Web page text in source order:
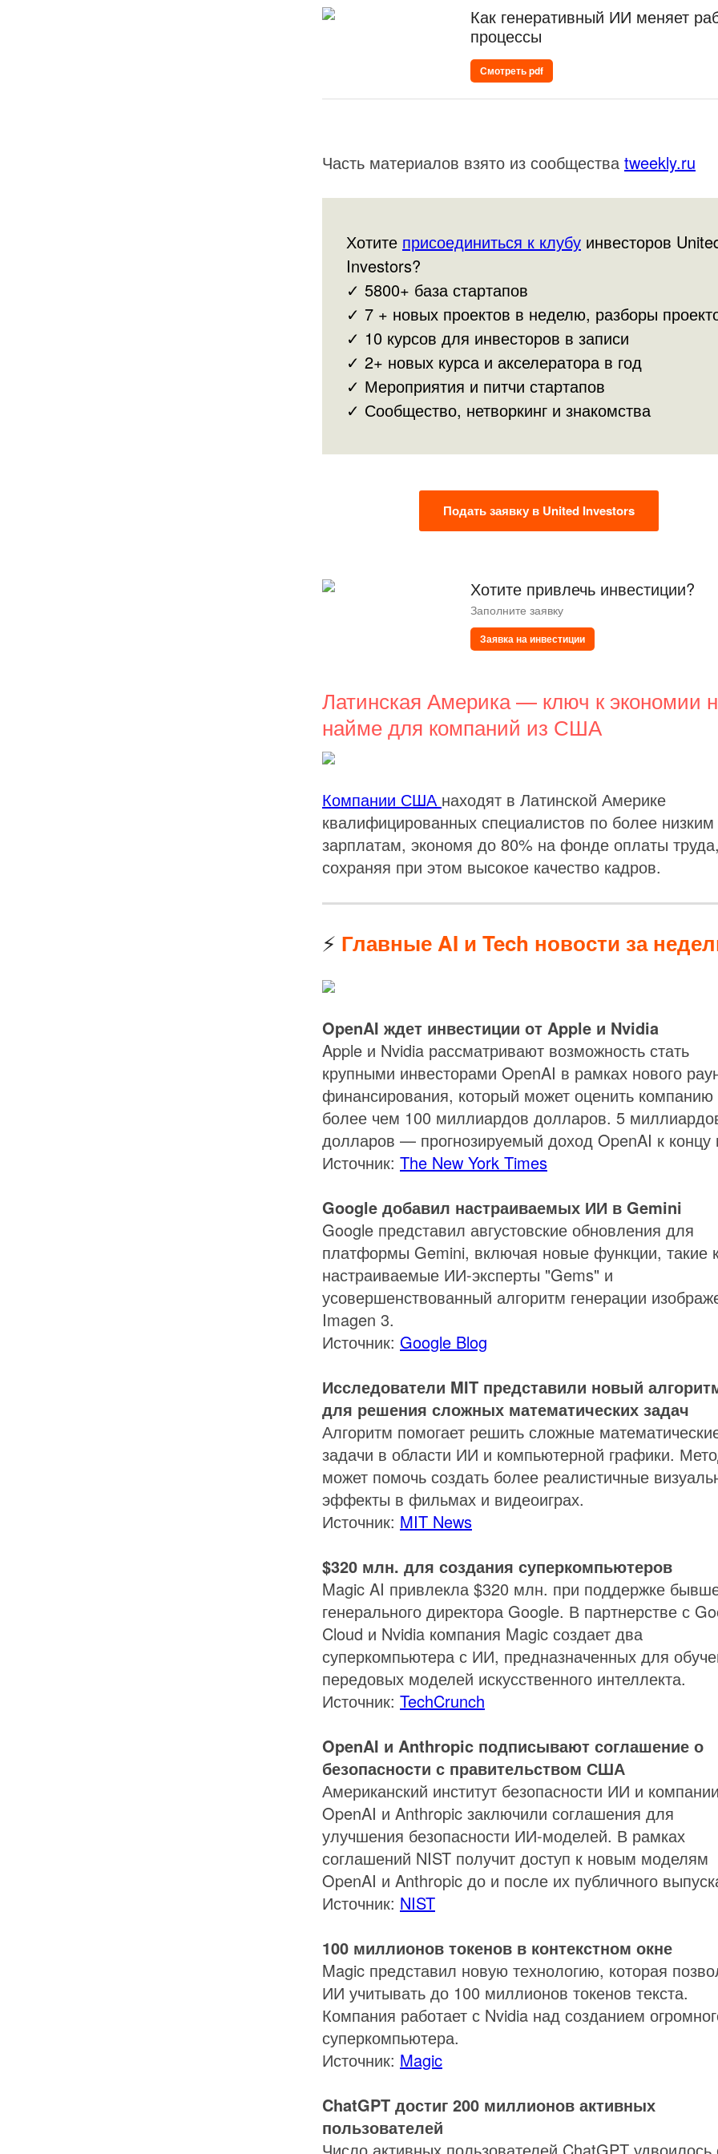
Как генеративный ИИ меняет
процессы
Смотреть pdf
Часть материалов взято из сообщества tweekly.ru
Хотите присоединиться к клубу инвесторов
Investors?
✓ 5800+ база стартапов
✓ 7 + новых проектов в неделю, разборы
✓ 10 курсов для инвесторов в записи
✓ 2+ новых курса и акселератора в год
✓ Мероприятия и питчи стартапов
✓ Сообщество, нетворкинг и знакомства
Подать заявку в United Investors
Хотите привлечь инвестиции?
Заполните заявку
Заявка на инвестиции
Латинская Америка — ключ к экономии
найме для компаний из США
Компании США находят в Латинской Америке
квалифицированных специалистов по более низким
зарплатам, экономя до 80% на фонде оплаты
сохраняя при этом высокое качество кадров.
⚡ Главные AI и Tech новости за
OpenAI ждет инвестиции от Apple и Nvidia
Apple и Nvidia рассматривают возможность стать
крупными инвесторами OpenAI в рамках нового
финансирования, который может оценить компанию
более чем 100 миллиардов долларов. 5
долларов — прогнозируемый доход OpenAI к концу
Источник: The New York Times
Google добавил настраиваемых ИИ в Gemini
Google представил августовские обновления для
платформы Gemini, включая новые функции, такие
настраиваемые ИИ-эксперты "Gems" и
усовершенствованный алгоритм генерации
Imagen 3.
Источник: Google Blog
Исследователи MIT представили новый
для решения сложных математических задач
Алгоритм помогает решить сложные
задачи в области ИИ и компьютерной графики.
может помочь создать более реалистичные
эффекты в фильмах и видеоиграх.
Источник: MIT News
$320 млн. для создания суперкомпьютеров
Magic AI привлекла $320 млн. при поддержке
генерального директора Google. В партнерстве с
Cloud и Nvidia компания Magic создает два
суперкомпьютера с ИИ, предназначенных для
передовых моделей искусственного интеллекта.
Источник: TechCrunch
OpenAI и Anthropic подписывают соглашение о
безопасности с правительством США
Американский институт безопасности ИИ и
OpenAI и Anthropic заключили соглашения для
улучшения безопасности ИИ-моделей. В рамках
соглашений NIST получит доступ к новым моделям
OpenAI и Anthropic до и после их публичного
Источник: NIST
100 миллионов токенов в контекстном окне
Magic представил новую технологию, которая
ИИ учитывать до 100 миллионов токенов текста.
Компания работает с Nvidia над созданием
суперкомпьютера.
Источник: Magic
ChatGPT достиг 200 миллионов активных
пользователей